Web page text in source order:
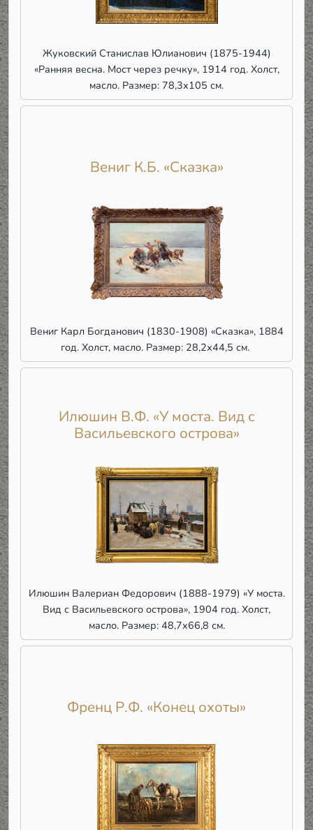
Жуковский Станислав Юлианович (1875-1944)
«Ранняя весна. Мост через речку», 1914 год. Холст,
масло. Размер: 78,3х105 см.
Вениг К.Б. «Сказка»
Вениг Карл Богданович (1830-1908) «Сказка», 1884
год. Холст, масло. Размер: 28,2х44,5 см.
Илюшин В.Ф. «У моста. Вид с
Васильевского острова»
Илюшин Валериан Федорович (1888-1979) «У моста.
Вид с Васильевского острова», 1904 год. Холст,
масло. Размер: 48,7х66,8 см.
Френц Р.Ф. «Конец охоты»